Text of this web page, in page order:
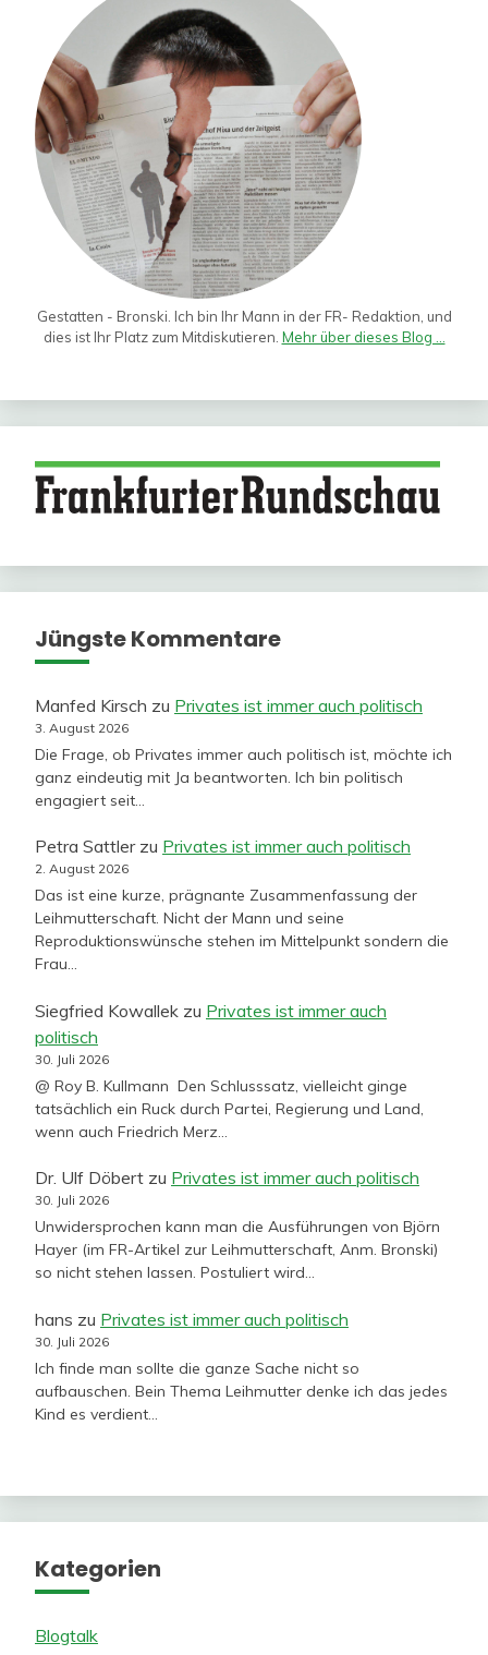
Gestatten - Bronski. Ich bin Ihr Mann in der FR- Redaktion, und
dies ist Ihr Platz zum Mitdiskutieren. Mehr über dieses Blog ...
Jüngste Kommentare
Manfed Kirsch zu Privates ist immer auch politisch
3. August 2026
Die Frage, ob Privates immer auch politisch ist, möchte ich
ganz eindeutig mit Ja beantworten. Ich bin politisch
engagiert seit…
Petra Sattlerzu Privates ist immer auch politisch
2. August 2026
Das ist eine kurze, prägnante Zusammenfassung der
Leihmutterschaft. Nicht der Mann und seine
Reproduktionswünsche stehen im Mittelpunkt sondern die
Frau…
Siegfried Kowallek zu Privates ist immer auch
politisch
30. Juli 2026
@ Roy B. Kullmann Den Schlusssatz, vielleicht ginge
tatsächlich ein Ruck durch Partei, Regierung und Land,
wenn auch Friedrich Merz…
Dr. Ulf Döbert zu Privates ist immer auch politisch
30. Juli 2026
Unwidersprochen kann man die Ausführungen von Björn
Hayer (im FR-Artikel zur Leihmutterschaft, Anm. Bronski)
so nicht stehen lassen. Postuliert wird…
hans zu Privates ist immer auch politisch
30. Juli 2026
Ich finde man sollte die ganze Sache nicht so
aufbauschen. Bein Thema Leihmutter denke ich das jedes
Kind es verdient…
Kategorien
Blogtalk